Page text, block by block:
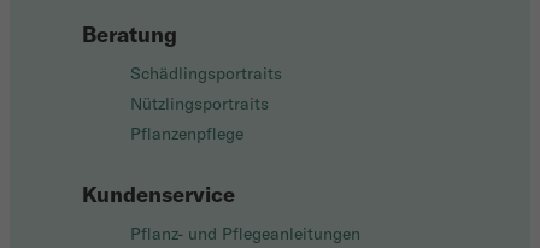
Beratung
Schädlingsportraits
Nützlingsportraits
Pflanzenpflege
Kundenservice
Pflanz- und Pflegeanleitungen